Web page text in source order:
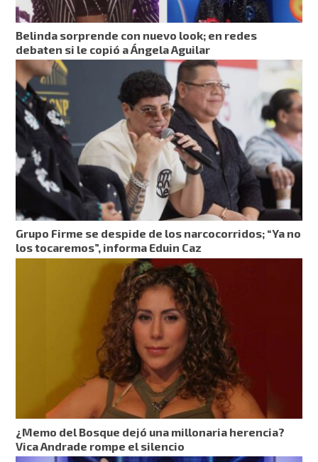
Belinda sorprende con nuevo look; en redes
debaten si le copió a Ángela Aguilar
Grupo Firme se despide de los narcocorridos; “Ya no
los tocaremos”, informa Eduin Caz
¿Memo del Bosque dejó una millonaria herencia?
Vica Andrade rompe el silencio